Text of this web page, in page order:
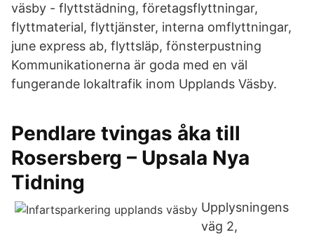
väsby - flyttstädning, företagsflyttningar,
flyttmaterial, flyttjänster, interna omflyttningar,
june express ab, flyttsläp, fönsterpustning
Kommunikationerna är goda med en väl
fungerande lokaltrafik inom Upplands Väsby.
Pendlare tvingas åka till
Rosersberg – Upsala Nya
Tidning
Upplysningens
väg 2,